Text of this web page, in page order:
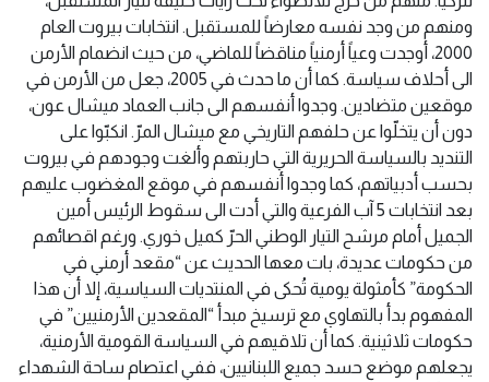
ومنهم من وجد نفسه معارضاً للمستقبل. انتخابات بيروت العام
2000، أوجدت وعياً أرمنياً مناقضاً للماضي، من حيث انضمام الأرمن
الى أحلاف سياسة. كما أن ما حدث في 2005، جعل من الأرمن في
موقعين متضادين. وجدوا أنفسهم الى جانب العماد ميشال عون،
دون أن يتخلّوا عن حلفهم التاريخي مع ميشال المرّ. انكبّوا على
التنديد بالسياسة الحريرية التي حاربتهم وألغت وجودهم في بيروت
بحسب أدبياتهم، كما وجدوا أنفسهم في موقع المغضوب عليهم
بعد انتخابات 5 آب الفرعية والتي أدت الى سقوط الرئيس أمين
الجميل أمام مرشح التيار الوطني الحرّ كميل خوري. ورغم اقصائهم
من حكومات عديدة، بات معها الحديث عن “مقعد أرمني في
الحكومة” كأمثولة يومية تُحكى في المنتديات السياسية، إلا أن هذا
المفهوم بدأ بالتهاوي مع ترسيخ مبدأ “المقعدين الأرمنيين” في
حكومات ثلاثينية. كما أن تلاقيهم في السياسة القومية الأرمنية،
يجعلهم موضع حسد جميع اللبنانيين، ففي اعتصام ساحة الشهداء